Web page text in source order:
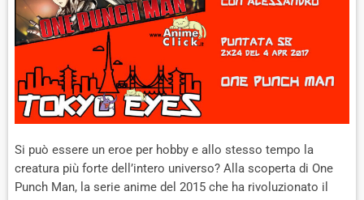
Si può essere un eroe per hobby e allo stesso tempo la
creatura più forte dell’intero universo? Alla scoperta di One
Punch Man, la serie anime del 2015 che ha rivoluzionato il